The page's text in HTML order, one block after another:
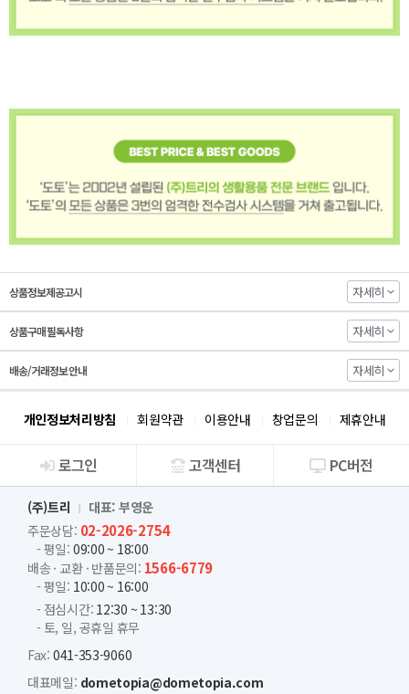
상품정보제공고시 자세히
상품구매 필독사항 자세히
배송/거래정보 안내 자세히
개인정보처리방침 회원약관 이용안내 창업문의 제휴안내
회사소개
로그인 고객센터 PC버전
(주)트리
대표: 부영운
주문상담: 02-2026-2754
- 평일: 09:00 ~ 18:00
배송 · 교환 · 반품문의: 1566-6779
- 평일: 10:00 ~ 16:00
- 점심시간: 12:30 ~ 13:30
- 토, 일, 공휴일 휴무
Fax: 041-353-9060
대표메일: dometopia@dometopia.com